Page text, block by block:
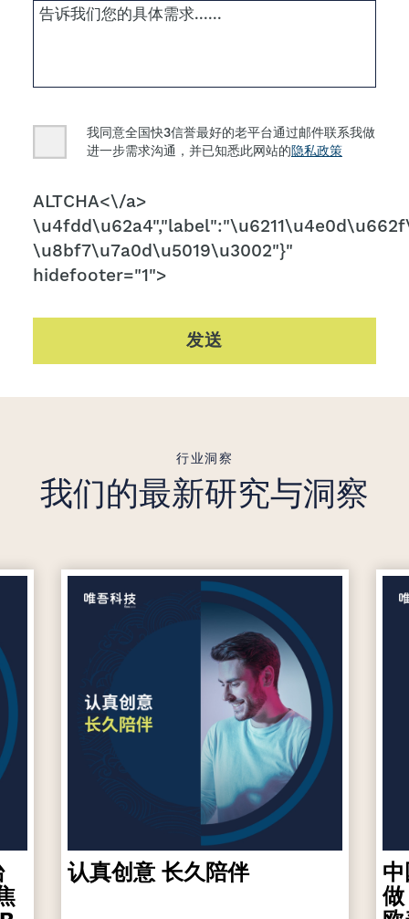
Consent
我同意全国快3信誉最好的老平台通过邮件联系我做
进一步需求沟通，并已知悉此网站的隐私政策
CAPTCHA
ALTCHA<\/a>
\u8bf7\u7a0d\u5019\u3002"}"
hidefooter="1">
发送
行业洞察
我们的最新研究与洞察
认真创意 长久陪伴